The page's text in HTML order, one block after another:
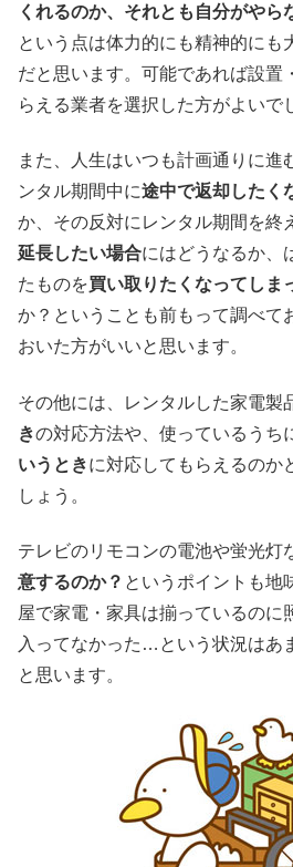
くれるのか、それとも自分がやら
という点は体力的にも精神的にも
だと思います。可能であれば設置
らえる業者を選択した方がよいで
また、人生はいつも計画通りに進
ンタル期間中に途中で返却したく
か、その反対にレンタル期間を終
延長したい場合にはどうなるか、
たものを買い取りたくなってしま
か？ということも前もって調べて
おいた方がいいと思います。
その他には、レンタルした家電製
きの対応方法や、使っているうち
いうときに対応してもらえるのか
しょう。
テレビのリモコンの電池や蛍光灯
意するのか？ というポイントも地
屋で家電・家具は揃っているのに
入ってなかった…という状況はあ
と思います。